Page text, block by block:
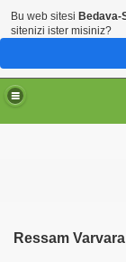
Ressam
Bu web sitesi Bedava-
sitenizi ister misiniz?